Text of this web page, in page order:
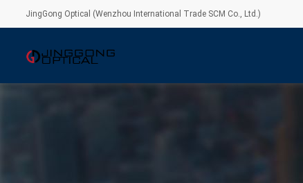
JingGong Optical (Wenzhou International Trade SCM Co., Ltd.)